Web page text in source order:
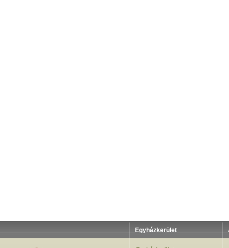
Egyházkerület